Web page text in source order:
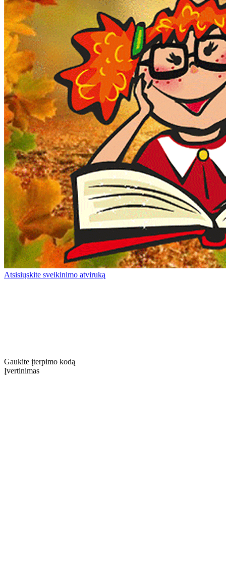
Atsisiųskite sveikinimo atviruką
Gaukite įterpimo kodą
Įvertinimas